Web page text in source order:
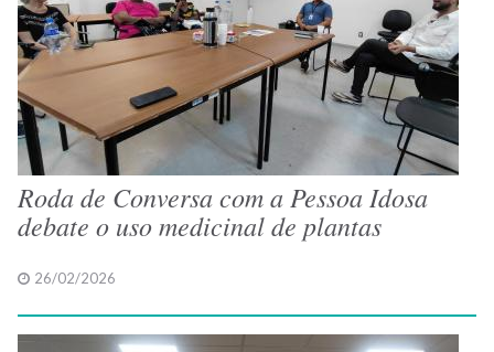
Roda de Conversa com a Pessoa Idosa
debate o uso medicinal de plantas
26/02/2026